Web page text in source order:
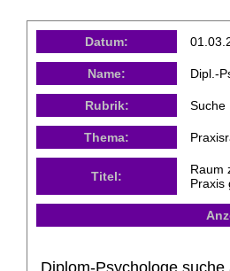
Datum:
Name: Dipl.-
Rubrik: Suche
Thema:
Titel:
Raum
Praxis
Diplom-Psychologe